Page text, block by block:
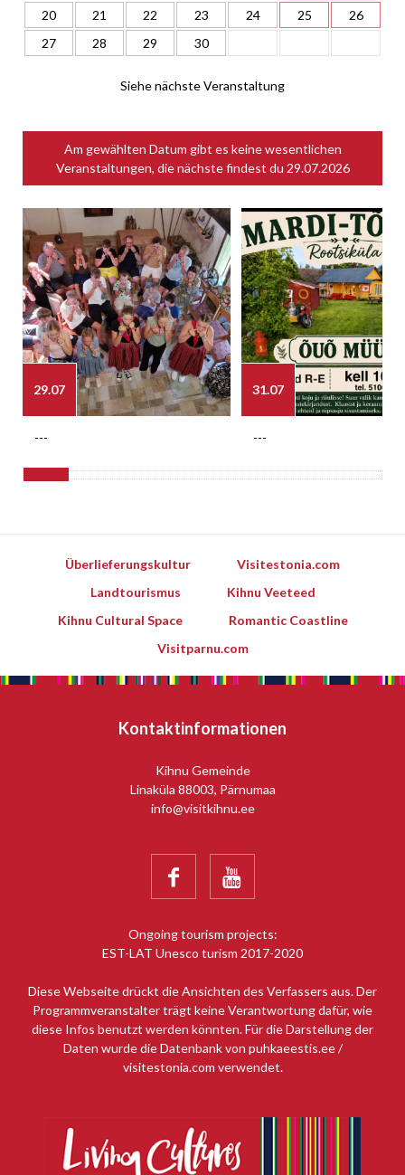
20
21 22 23 24 25
26
27
28 29 30
Siehe nächste Veranstaltung
Am gewählten Datum gibt es keine wesentlichen
Veranstaltungen, die nächste findest du 29.07.2026
29.07
---
31.07
---
Überlieferungskultur
Visitestonia.com
Landtourismus
Kihnu Veeteed
Kihnu Cultural Space
Romantic Coastline
Visitparnu.com
Kontaktinformationen
Kihnu Gemeinde
Linaküla 88003, Pärnumaa
info@visitkihnu.ee
 
Ongoing tourism projects:
EST-LAT Unesco turism 2017-2020
Diese Webseite drückt die Ansichten des Verfassers aus. Der
Programmveranstalter trägt keine Verantwortung dafür, wie
diese Infos benutzt werden könnten. Für die Darstellung der
Daten wurde die Datenbank von puhkaeestis.ee /
visitestonia.com verwendet.